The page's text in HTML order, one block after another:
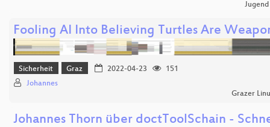
Fooling AI Into Believing Turtles Are
Sicherheit Graz 2022-04-23
151
Johannes
Grazer
Johannes Thorn über doctToolSchain -